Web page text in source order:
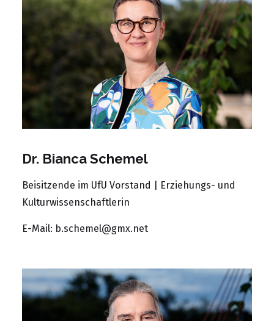
Dr. Bianca Schemel
Beisitzende im UfU Vorstand | Erziehungs- und
Kulturwissenschaftlerin
E-Mail: b.schemel@gmx.net